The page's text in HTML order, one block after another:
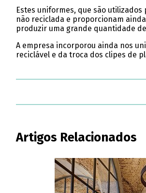
Estes uniformes, que são
não reciclada e proporcionam
produzir uma grande quantidade
A empresa incorporou ainda nos
reciclável e da troca dos clipes de
Artigos Relacionados